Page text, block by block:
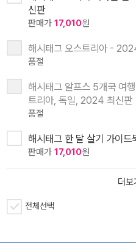
신판
판매가 17,010원
해시태그 오스트리아 -
품절
해시태그 알프스 5개국 여
트리아, 독일, 2024 최신판
품절
해시태그 한 달 살기 가이
판매가 17,010원
더보
전체선택